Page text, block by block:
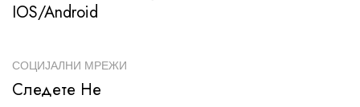
IOS/Android
СОЦИЈАЛНИ МРЕЖИ
Следете Не